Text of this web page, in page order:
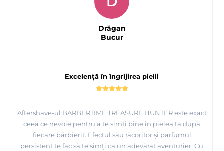
Excelență în îngrijirea pielii
Aftershave-ul BARBERTIME TREASURE HUNTER este exact
ceea ce nevoie pentru a te simți bine în pielea ta după
fiecare bărbierit. Efectul său răcoritor și parfumul
persistent te fac să te simți ca un adevărat aventurier. Cu
Drăgan
Bucur